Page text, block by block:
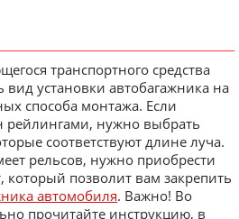
транспортного средства
установки автобагажника на
способа монтажа. Если
рейлингами, нужно выбрать
соответствуют длине луча.
рельсов, нужно приобрести
позволит вам закрепить
автомобиля. Важно! Во
прочитайте инструкцию, в